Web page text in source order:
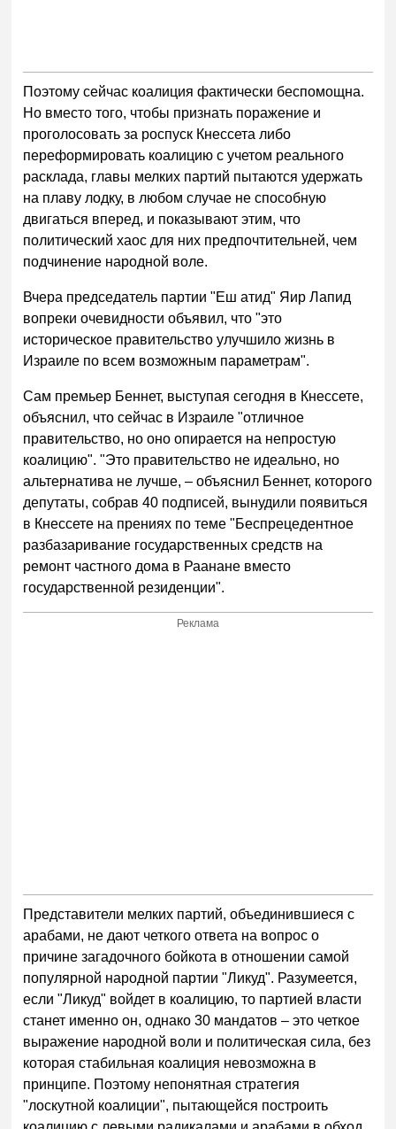
Поэтому сейчас коалиция фактически беспомощна.
Но вместо того, чтобы признать поражение и
проголосовать за роспуск Кнессета либо
переформировать коалицию с учетом реального
расклада, главы мелких партий пытаются удержать
на плаву лодку, в любом случае не способную
двигаться вперед, и показывают этим, что
политический хаос для них предпочтительней, чем
подчинение народной воле.
Вчера председатель партии "Еш атид" Яир Лапид
вопреки очевидности объявил, что "это
историческое правительство улучшило жизнь в
Израиле по всем возможным параметрам".
Сам премьер Беннет, выступая сегодня в Кнессете,
объяснил, что сейчас в Израиле "отличное
правительство, но оно опирается на непростую
коалицию". "Это правительство не идеально, но
альтернатива не лучше, – объяснил Беннет, которого
депутаты, собрав 40 подписей, вынудили появиться
в Кнессете на прениях по теме "Беспрецедентное
разбазаривание государственных средств на
ремонт частного дома в Раанане вместо
государственной резиденции".
Реклама
Представители мелких партий, объединившиеся с
арабами, не дают четкого ответа на вопрос о
причине загадочного бойкота в отношении самой
популярной народной партии "Ликуд". Разумеется,
если "Ликуд" войдет в коалицию, то партией власти
станет именно он, однако 30 мандатов – это четкое
выражение народной воли и политическая сила, без
которая стабильная коалиция невозможна в
принципе. Поэтому непонятная стратегия
"лоскутной коалиции", пытающейся построить